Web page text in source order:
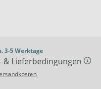
3-5 Werktage
& Lieferbedingungen